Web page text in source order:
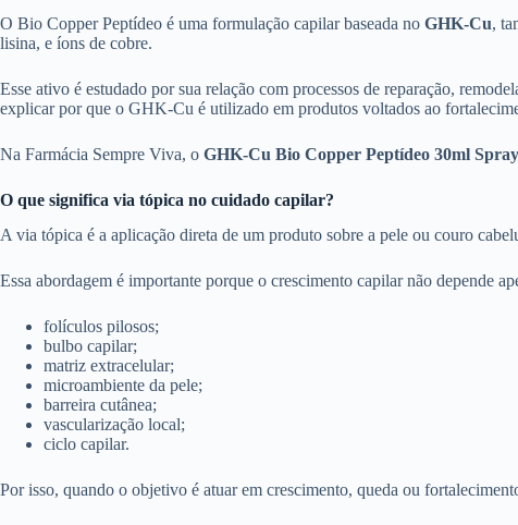
O Bio Copper Peptídeo é uma formulação capilar baseada no GHK-Cu,
lisina, e íons de cobre.
Esse ativo é estudado por sua relação com processos de reparação,
explicar por que o GHK-Cu é utilizado em produtos voltados ao
Na Farmácia Sempre Viva, o GHK-Cu Bio Copper Peptídeo 30ml
O que significa via tópica no cuidado capilar?
A via tópica é a aplicação direta de um produto sobre a pele ou couro
Essa abordagem é importante porque o crescimento capilar não depende
folículos pilosos;
bulbo capilar;
matriz extracelular;
microambiente da pele;
barreira cutânea;
vascularização local;
ciclo capilar.
Por isso, quando o objetivo é atuar em crescimento, queda ou